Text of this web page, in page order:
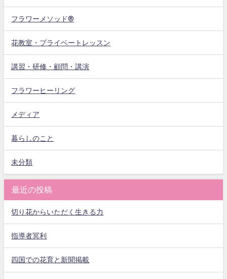
フラワーメソッド®
花教室・プライベートレッスン
講習・研修・顧問・講演
フラワーヒーリング
メディア
暮らしのこと
未分類
最近の投稿
切り花からいただく生きる力
指導者冥利
四国での花育と新聞掲載